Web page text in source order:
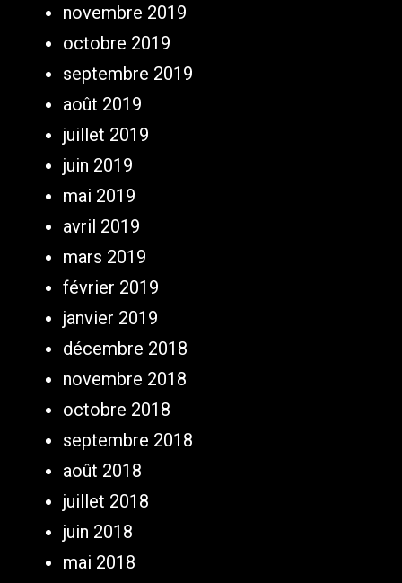
novembre 2019
octobre 2019
septembre 2019
août 2019
juillet 2019
juin 2019
mai 2019
avril 2019
mars 2019
février 2019
janvier 2019
décembre 2018
novembre 2018
octobre 2018
septembre 2018
août 2018
juillet 2018
juin 2018
mai 2018